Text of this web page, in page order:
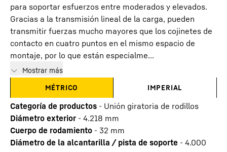
para soportar esfuerzos entre moderados y elevados.
Gracias a la transmisión lineal de la carga, pueden
transmitir fuerzas mucho mayores que los cojinetes de
contacto en cuatro puntos en el mismo espacio de
montaje, por lo que están especialme...
Mostrar más
MÉTRICO
IMPERIAL
Categoría de productos - Unión giratoria de rodillos
Diámetro exterior - 4.218 mm
Cuerpo de rodamiento - 32 mm
Diámetro de la alcantarilla / pista de soporte - 4.000